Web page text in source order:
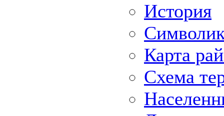
История
Карта
Схема